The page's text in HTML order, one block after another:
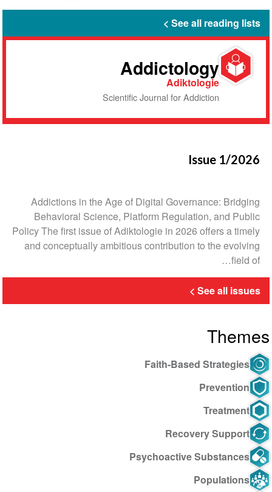
See all reading lists
Addictology
Adiktologie
Scientific Journal for Addiction
Issue 1/2026
Addictions in the Age of Digital Governance: Bridging
Behavioral Science, Platform Regulation, and Public
Policy The first issue of Adiktologie in 2026 offers a timely
and conceptually ambitious contribution to the evolving
field of…
See all issues
Themes
Faith-Based Strategies
Prevention
Treatment
Recovery Support
Psychoactive Substances
Populations